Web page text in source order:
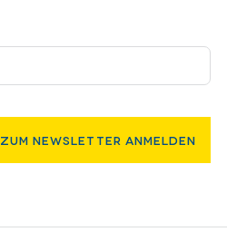
Zum Newsletter Anmelden